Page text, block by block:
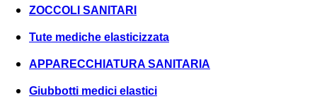
ZOCCOLI SANITARI
Tute mediche elasticizzata
APPARECCHIATURA SANITARIA
Giubbotti medici elastici